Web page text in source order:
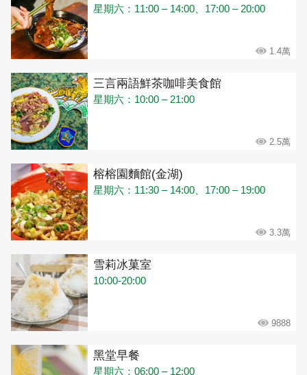
星期六：11:00 – 14:00、17:00 – 20:00
1.4萬
三言兩語鮮茶咖啡美食館
星期六：10:00 – 21:00
2.5萬
榕榕園麵館(金湖)
星期六：11:30 – 14:00、17:00 – 19:00
3.3萬
雪莉冰菓室
10:00-20:00
9888
黑堂早餐
星期六：06:00 – 12:00